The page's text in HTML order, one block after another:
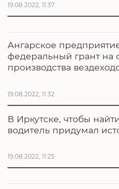
19.08.2022, 11:37
Ангарское
федеральный грант на
производства
19.08.2022, 11:32
В Иркутске, чтобы
водитель придумал
19.08.2022, 11:25